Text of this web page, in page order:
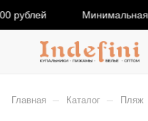
рублей Минимальная
Главная – Каталог – Пляж